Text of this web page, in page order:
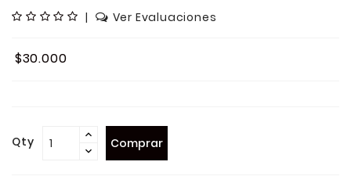
| Ver Evaluaciones
$30.000
Qty Comprar